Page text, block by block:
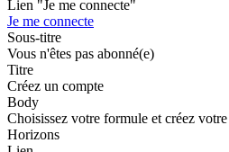
Lien "Je me connecte"
Je me connecte
Sous-titre
Vous n'êtes pas abonné(e)
Titre
Créez un compte
Body
Choisissez votre formule et créez
Horizons